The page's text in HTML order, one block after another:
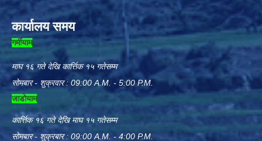
कार्यालय समय
गर्मीयाम
माघ १६ गते देखि कार्त्तिक १५ गतेसम्म
सोमबार - शुक्रवार : 09:00 A.M. - 5:00 P.M.
जाडोयाम
कार्त्तिक १६ गते देखि माघ १५ गतेसम्म
सोमबार - शुक्रबार : 09:00 A.M. - 4:00 P.M.